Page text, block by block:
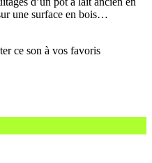
une surface en bois…